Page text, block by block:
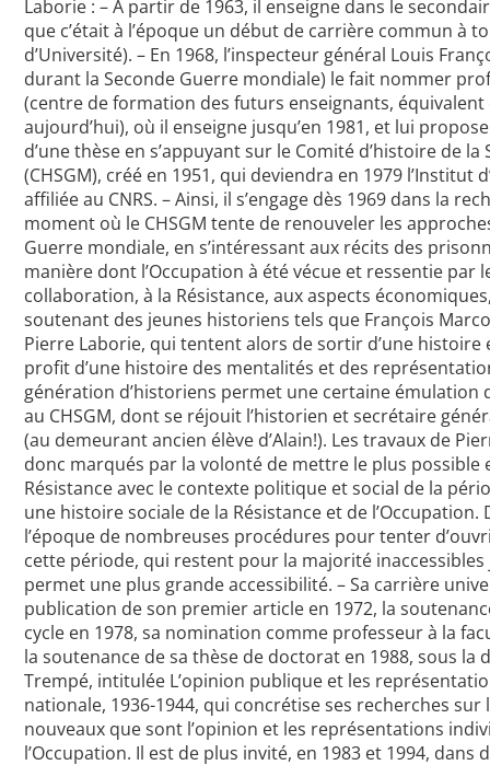
Laborie : – A partir de 1963, il enseigne dans le
que c’était à l’époque un début de carrière commun à
d’Université). – En 1968, l’inspecteur général Louis
durant la Seconde Guerre mondiale) le fait nommer
(centre de formation des futurs enseignants, équivalent
aujourd’hui), où il enseigne jusqu’en 1981, et lui
d’une thèse en s’appuyant sur le Comité d’histoire de
(CHSGM), créé en 1951, qui deviendra en 1979 l’Institut
affiliée au CNRS. – Ainsi, il s’engage dès 1969 dans la
moment où le CHSGM tente de renouveler les
Guerre mondiale, en s’intéressant aux récits des
manière dont l’Occupation à été vécue et ressentie par
collaboration, à la Résistance, aux aspects
soutenant des jeunes historiens tels que François
Pierre Laborie, qui tentent alors de sortir d’une histoire
profit d’une histoire des mentalités et des
génération d’historiens permet une certaine émulation
au CHSGM, dont se réjouit l’historien et secrétaire
(au demeurant ancien élève d’Alain!). Les travaux de
donc marqués par la volonté de mettre le plus possible
Résistance avec le contexte politique et social de la
une histoire sociale de la Résistance et de l’Occupation.
l’époque de nombreuses procédures pour tenter
cette période, qui restent pour la majorité inaccessibles
permet une plus grande accessibilité. – Sa carrière
publication de son premier article en 1972, la
cycle en 1978, sa nomination comme professeur à la
la soutenance de sa thèse de doctorat en 1988, sous la
Trempé, intitulée L’opinion publique et les
nationale, 1936-1944, qui concrétise ses recherches
nouveaux que sont l’opinion et les représentations
l’Occupation. Il est de plus invité, en 1983 et 1994, dans